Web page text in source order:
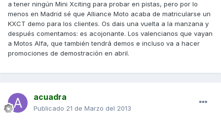
a tener ningún Mini Xciting para probar en pistas, pero por lo
menos en Madrid sé que Alliance Moto acaba de matricularse un
KXCT demo para los clientes. Os dais una vuelta a la manzana y
después comentamos: es acojonante. Los valencianos que vayan
a Motos Alfa, que también tendrá demos e incluso va a hacer
promociones de demostración en abril.
acuadra
Publicado 21 de Marzo del 2013